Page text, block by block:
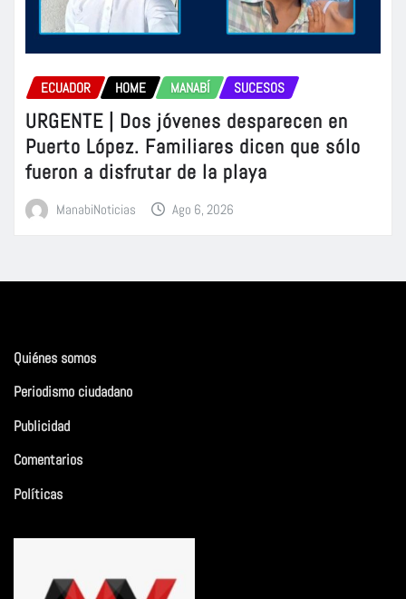
ECUADOR HOME MANABÍ SUCESOS
URGENTE | Dos jóvenes desparecen en
Puerto López. Familiares dicen que sólo
fueron a disfrutar de la playa
ManabiNoticias Ago 6, 2026
Quiénes somos
Periodismo ciudadano
Publicidad
Comentarios
Políticas